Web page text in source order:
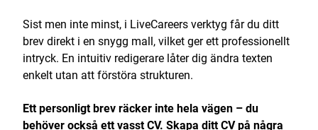
Sist men inte minst, i LiveCareers verktyg får du ditt
brev direkt i en snygg mall, vilket ger ett professionellt
intryck. En intuitiv redigerare låter dig ändra texten
enkelt utan att förstöra strukturen.
Ett personligt brev räcker inte hela vägen – du
behöver också ett vasst CV. Skapa ditt CV på några